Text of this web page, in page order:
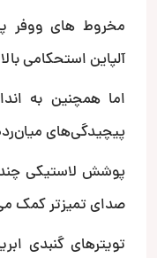
مخروط‌ های ووفر
آلپاین استحکامی
اما همچنین به
پیچیدگی‌های
پوشش لاستیکی
صدای تمیزتر کمک
تویترهای گنبدی